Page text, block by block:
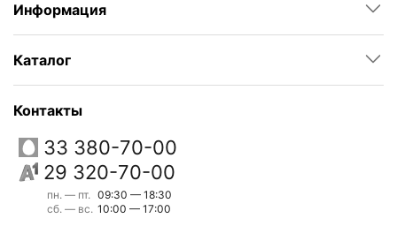
Информация
Каталог
Контакты
33 380-70-00
29 320-70-00
пн. — пт.
сб. — вс.
09:30 — 18:30
10:00 — 17:00